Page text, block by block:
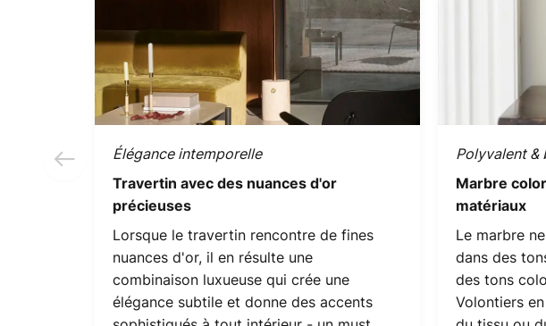
Élégance intemporelle
Travertin avec des nuances d'or
précieuses
Lorsque le travertin rencontre de fines
nuances d'or, il en résulte une
combinaison luxueuse qui crée une
élégance subtile et donne des accents
Polyvalent &
Marbre
matériaux
Le marbre
dans des
des tons
Volontiers